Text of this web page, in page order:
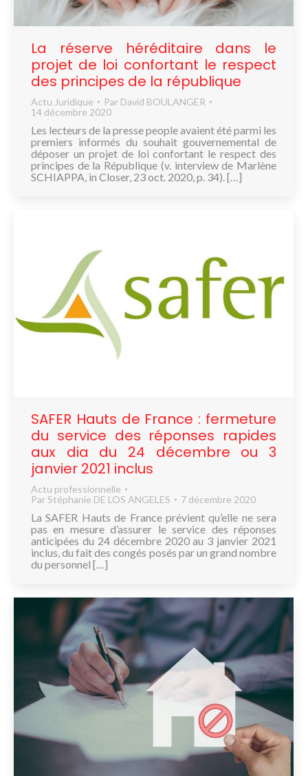
La réserve héréditaire dans le
projet de loi confortant le respect
des principes de la république
Actu Juridique Par David BOULANGER
14 décembre 2020
Les lecteurs de la presse people avaient été parmi les
premiers informés du souhait gouvernemental de
déposer un projet de loi confortant le respect des
principes de la République (v. interview de Marlène
SCHIAPPA, in Closer, 23 oct. 2020, p. 34). […]
SAFER Hauts de France : fermeture
du service des réponses rapides
aux dia du 24 décembre ou 3
janvier 2021 inclus
Actu professionnelle
ParStéphanie DE LOS ANGELES 7 décembre 2020
La SAFER Hauts de France prévient qu’elle ne sera
pas en mesure d’assurer le service des réponses
anticipées du 24 décembre 2020 au 3 janvier 2021
inclus, du fait des congés posés par un grand nombre
du personnel […]